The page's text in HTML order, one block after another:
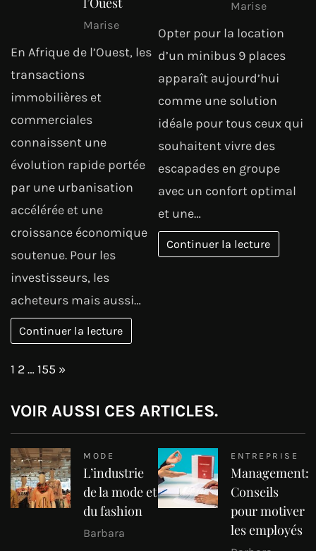
Marise
En Afrique de l’Ouest, les
transactions
immobilières et
commerciales
connaissent une
évolution rapide portée
par une urbanisation
accélérée et une
croissance économique
soutenue. Pour les
investisseurs, les
acheteurs mais aussi…
Continuer la lecture
Marise
Opter pour la location
d’un minibus 9 places
apparaît aujourd’hui
comme une solution
idéale pour tous ceux qui
souhaitent vivre des
escapades en groupe
avec un confort optimal
et une…
Continuer la lecture
Page:
1 2…155 Next
»
VOIR AUSSI CES ARTICLES.
MODE
L’industrie
de la mode et
du fashion
Barbara
ENTREPRISE
Management:
Conseils
pour motiver
les employés